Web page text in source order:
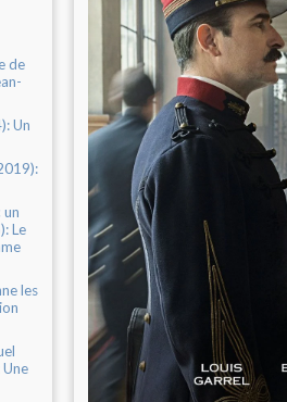
de
Un
Le
les